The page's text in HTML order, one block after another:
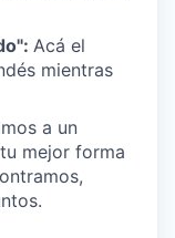
Acá el
mientras
a un
mejor forma